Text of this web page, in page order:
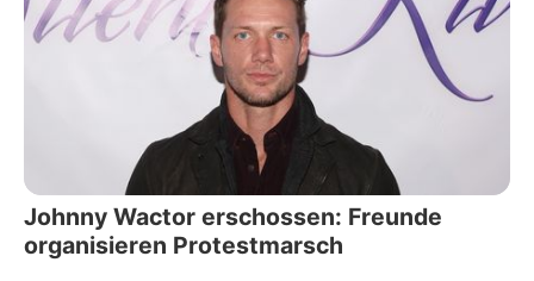
Johnny Wactor erschossen: Freunde
organisieren Protestmarsch